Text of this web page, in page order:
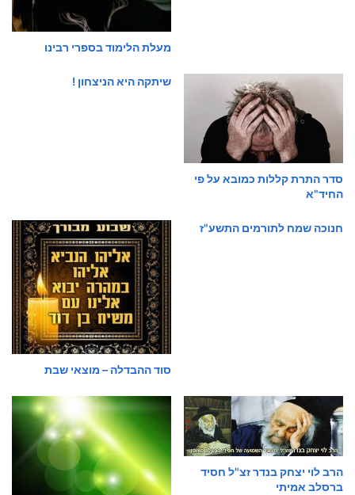
מעלת הלימוד בספרי רבינו
סדר התרת קללות כמובא על פי
החיד"א
שיתקה היא הניצחון !
חנוכה שמח לתורמים התשע"ז
סוד ההבדלה – מוצאי שבת
הרב לוי יצחק בנדר זצ"ל חסיד
ברסלב אמיתי